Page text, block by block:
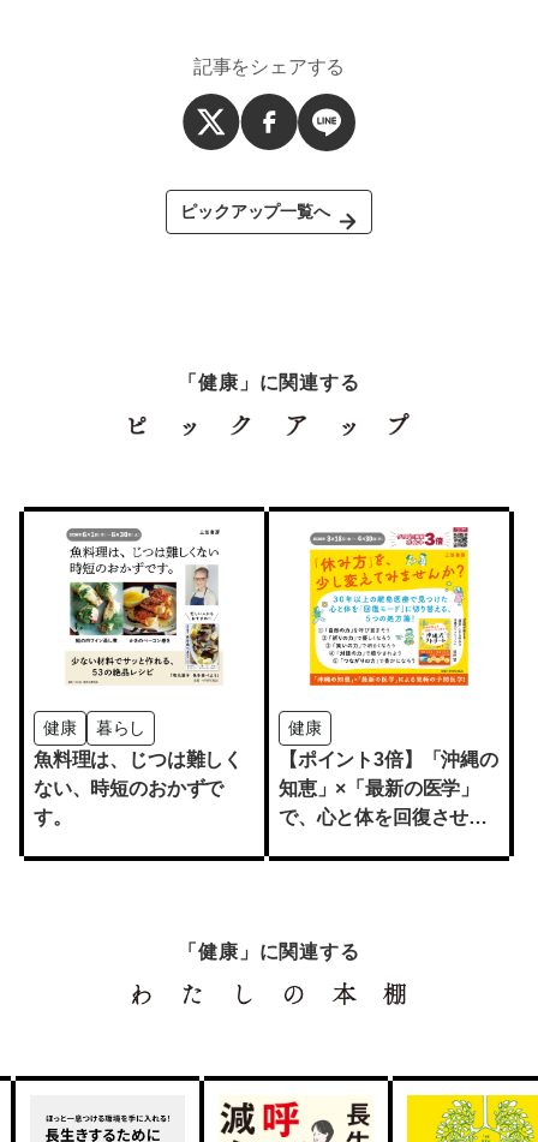
記事をシェアする
ピックアップ一覧へ
「健康」に関連する
健康 暮らし
魚料理は、じつは難しく
ない、時短のおかずで
す。
健康
【ポイント3倍】「沖縄の
知恵」×「最新の医学」
で、心と体を回復させよ
「健康」に関連する